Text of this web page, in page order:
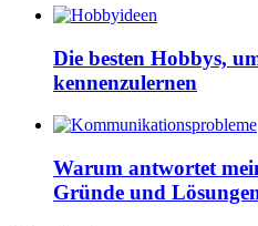
Die besten Hobbys,
kennenzulernen
Warum antwortet
Gründe und